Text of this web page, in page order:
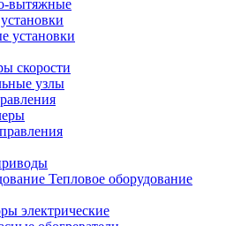
вытяжные
установки
скорости
узлы
Тепловое оборудование
электрические